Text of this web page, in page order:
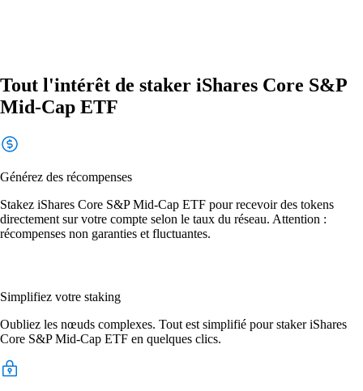
Tout l'intérêt de staker iShares Core S&P
Mid-Cap ETF
Générez des récompenses
Stakez iShares Core S&P Mid-Cap ETF pour recevoir des tokens
directement sur votre compte selon le taux du réseau. Attention :
récompenses non garanties et fluctuantes.
Simplifiez votre staking
Oubliez les nœuds complexes. Tout est simplifié pour staker iShares
Core S&P Mid-Cap ETF en quelques clics.